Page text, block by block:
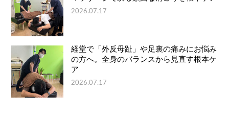
2026.07.17
経堂で「外反母趾」や足裏の痛みにお悩み
の方へ。全身のバランスから見直す根本ケ
ア
2026.07.17